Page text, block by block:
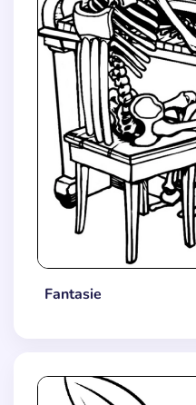
Fantasie